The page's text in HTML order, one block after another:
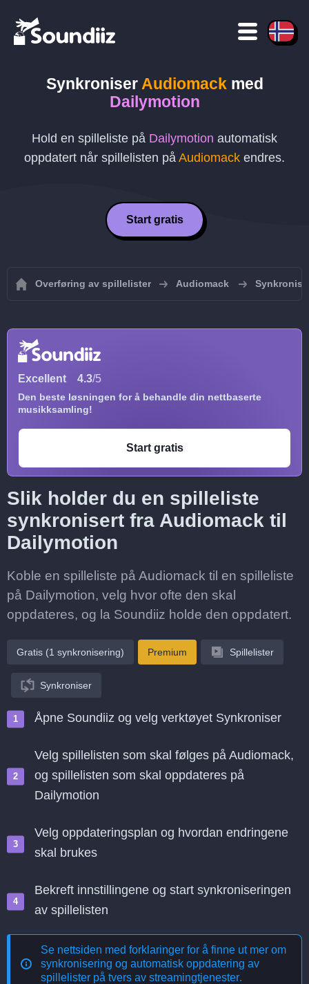
Synkroniser Audiomackmed
Dailymotion
Hold en spilleliste på Dailymotion automatisk
oppdatert når spillelisten på Audiomack endres.
Start gratis
Overføring av spillelister Audiomack
Excellent 4.3/5
Den beste løsningen for å behandle din nettbaserte
musikksamling!
Start gratis
Slik holder du en spilleliste
synkronisert fra Audiomack til
Dailymotion
Koble en spilleliste på Audiomack til en spilleliste
på Dailymotion, velg hvor ofte den skal
oppdateres, og la Soundiiz holde den oppdatert.
Gratis (1 synkronisering) Premium Spillelister
Synkroniser
Åpne Soundiiz og velg verktøyet Synkroniser
Velg spillelisten som skal følges på Audiomack,
og spillelisten som skal oppdateres på
Dailymotion
Velg oppdateringsplan og hvordan endringene
skal brukes
Bekreft innstillingene og start synkroniseringen
av spillelisten
Se nettsiden med forklaringer for å finne ut mer om
synkronisering og automatisk oppdatering av
spillelister på tvers av streamingtjenester.